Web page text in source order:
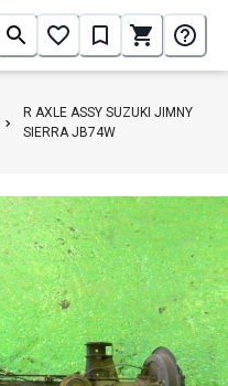
R AXLE ASSY SUZUKI JIMNY
SIERRA JB74W
/3